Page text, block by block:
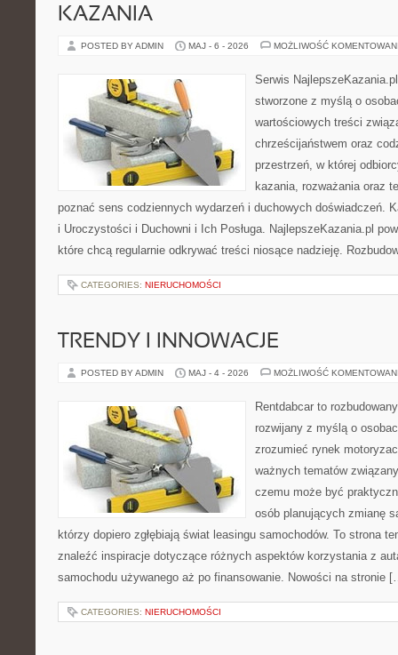
KAZANIA
POSTED BY ADMIN MAJ - 6 - 2026 MOŻLIWOŚĆ
Serwis
stworzone z myślą o
wartościowych treści
chrześcijaństwem oraz
przestrzeń, w której
kazania, rozważania oraz
poznać sens codziennych wydarzeń i duchowych doświadczeń.
i Uroczystości i Duchowni i Ich Posługa. NajlepszeKazania.pl
które chcą regularnie odkrywać treści niosące nadzieję.
CATEGORIES: NIERUCHOMOŚCI
TRENDY I INNOWACJE
POSTED BY ADMIN MAJ - 4 - 2026 MOŻLIWOŚĆ
Rentdabcar to
rozwijany z myślą o
zrozumieć rynek
ważnych tematów
czemu może być
osób planujących zmianę
którzy dopiero zgłębiają świat leasingu samochodów. To strona
znaleźć inspiracje dotyczące różnych aspektów korzystania z
samochodu używanego aż po finansowanie. Nowości na stronie
CATEGORIES: NIERUCHOMOŚCI